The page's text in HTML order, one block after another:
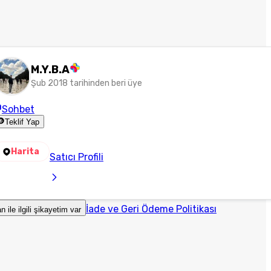
M.Y.B.A
Şub 2018 tarihinden beri üye
Sohbet
Teklif Yap
Harita Satıcı Profili
ile ilgili şikayetim var İade ve Geri Ödeme Politikası